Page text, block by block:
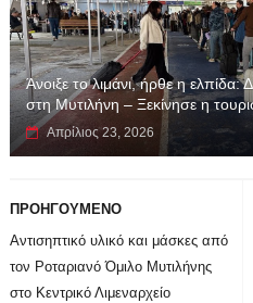
Άνοιξε το λιμάνι, ήρθε η ελπίδα:
στη Μυτιλήνη – Ξεκίνησε η
Απρίλιος 23, 2026
ΠΡΟΗΓΟΥΜΕΝΟ
Αντισηπτικό υλικό και μάσκες από
τον Ροταριανό Όμιλο Μυτιλήνης
στο Κεντρικό Λιμεναρχείο